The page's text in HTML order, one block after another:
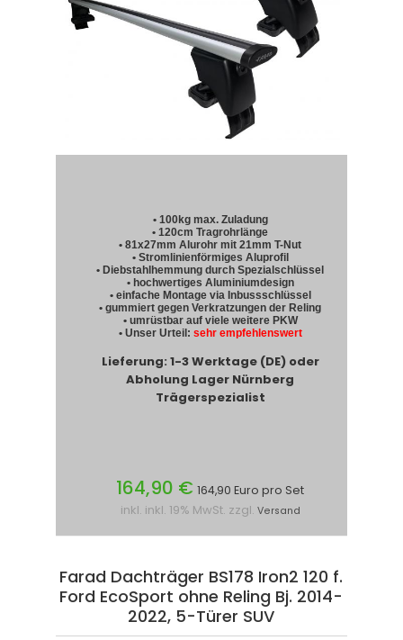
• 100kg max. Zuladung
• 120cm Tragrohrlänge
• 81x27mm Alurohr mit 21mm T-Nut
• Stromlinienförmiges Aluprofil
• Diebstahlhemmung durch Spezialschlüssel
• hochwertiges Aluminiumdesign
• einfache Montage via Inbussschlüssel
• gummiert gegen Verkratzungen der Reling
• umrüstbar auf viele weitere PKW
• Unser Urteil: sehr empfehlenswert
Lieferung: 1-3 Werktage (DE) oder
Abholung Lager Nürnberg
Trägerspezialist
164,90 € 164,90 Euro pro Set
inkl. inkl. 19% MwSt. zzgl. Versand
Farad Dachträger BS178 Iron2 120 f.
Ford EcoSport ohne Reling Bj. 2014-
2022, 5-Türer SUV